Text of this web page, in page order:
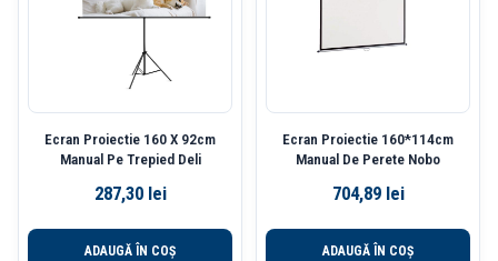
Ecran Proiectie 160 X 92cm
Manual Pe Trepied Deli
287,30 lei
ADAUGĂ ÎN COȘ
Ecran Proiectie 160*114cm
Manual De Perete Nobo
704,89 lei
ADAUGĂ ÎN COȘ